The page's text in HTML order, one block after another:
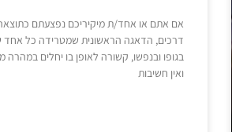
אם אתם או אחד/ת מיקיריכם נפצעתם
דרכים, הדאגה הראשונית שמטרידה כל אחד
בגופו ובנפשו, קשורה לאופן בו יחלים במהרה
ואין חשיבות